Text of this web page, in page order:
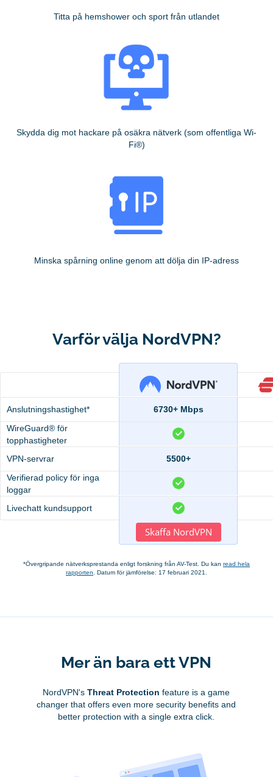
Titta på hemshower och sport från utlandet
Skydda dig mot hackare på osäkra nätverk (som offentliga Wi-
Fi®)
Minska spårning online genom att dölja din IP-adress
Varför välja NordVPN?
Anslutningshastighet* 6730+ Mbps
WireGuard® för
topphastigheter
VPN-servrar
5500+
Verifierad policy för inga
loggar
Livechatt kundsupport
Skaffa NordVPN
*Övergripande nätverksprestanda enligt forskning från AV-Test. Du kan read hela
rapporten . Datum för jämförelse: 17 februari 2021.
Mer än bara ett VPN
NordVPN'sThreat Protection feature is a game
changer that offers even more security benefits and
better protection with a single extra click.